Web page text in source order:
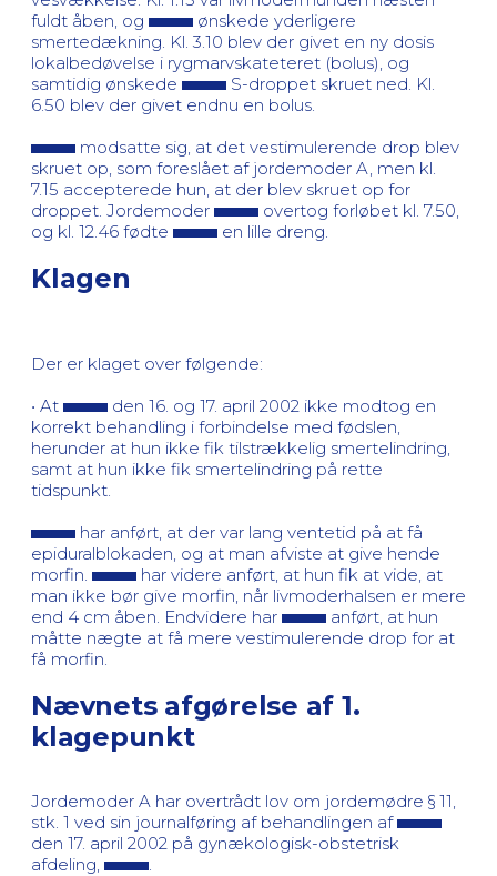
fuldt åben, og
ønskede yderligere
smertedækning. Kl. 3.10 blev der givet en ny dosis
lokalbedøvelse i rygmarvskateteret (bolus), og
samtidig ønskede
S-droppet skruet ned. Kl.
6.50 blev der givet endnu en bolus.
modsatte sig, at det vestimulerende drop blev
skruet op, som foreslået af jordemoder A, men kl.
7.15 accepterede hun, at der blev skruet op for
droppet. Jordemoder
overtog forløbet kl. 7.50,
og kl. 12.46 fødte
en lille dreng.
Klagen
Der er klaget over følgende:
• At
den 16. og 17. april 2002 ikke modtog en
korrekt behandling i forbindelse med fødslen,
herunder at hun ikke fik tilstrækkelig smertelindring,
samt at hun ikke fik smertelindring på rette
tidspunkt.
har anført, at der var lang ventetid på at få
epiduralblokaden, og at man afviste at give hende
morfin.
har videre anført, at hun fik at vide, at
man ikke bør give morfin, når livmoderhalsen er mere
end 4 cm åben. Endvidere har
anført, at hun
måtte nægte at få mere vestimulerende drop for at
få morfin.
Nævnets afgørelse af 1.
klagepunkt
Jordemoder A har overtrådt lov om jordemødre § 11,
stk. 1 ved sin journalføring af behandlingen af
den 17. april 2002 på gynækologisk-obstetrisk
afdeling,